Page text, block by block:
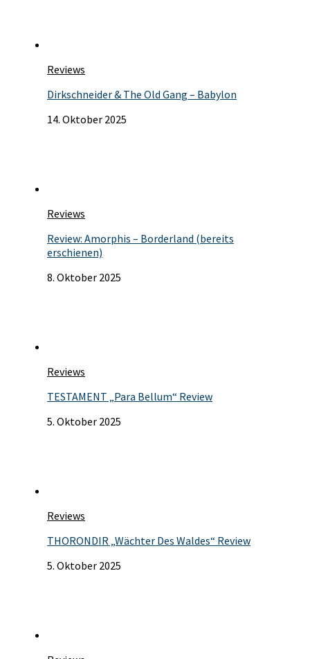
Reviews
Dirkschneider & The Old Gang – Babylon
14. Oktober 2025
Reviews
Review: Amorphis – Borderland (bereits
erschienen)
8. Oktober 2025
Reviews
TESTAMENT „Para Bellum“ Review
5. Oktober 2025
Reviews
THORONDIR „Wächter Des Waldes“ Review
5. Oktober 2025